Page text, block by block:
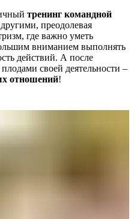
тренинг командной
преодолевая
где важно уметь
вниманием выполнять
действий. А после
своей деятельности –
отношений!